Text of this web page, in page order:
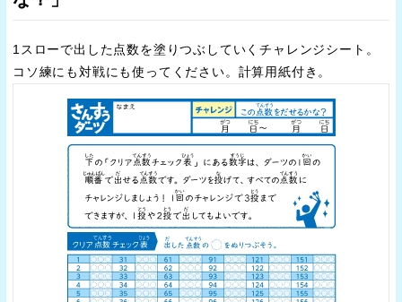
1スローで出した点数を塗りつぶしていくチャレンジシート。
コソ練にも対戦にも使ってください。計算用紙付き。